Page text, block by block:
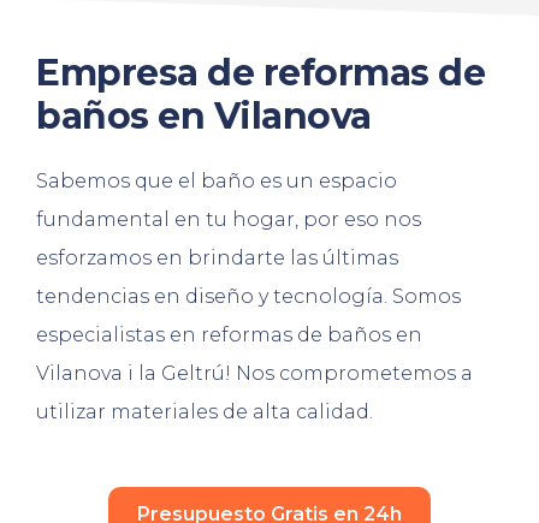
Empresa de reformas de
baños en Vilanova
Sabemos que el baño es un espacio
fundamental en tu hogar, por eso nos
esforzamos en brindarte las últimas
tendencias en diseño y tecnología. Somos
especialistas en reformas de baños en
Vilanova i la Geltrú! Nos comprometemos a
utilizar materiales de alta calidad.
Presupuesto Gratis en 24h